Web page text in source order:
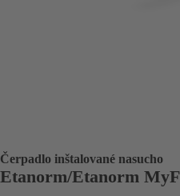
Čerpadlo inštalované nasucho
Etanorm/Etanorm